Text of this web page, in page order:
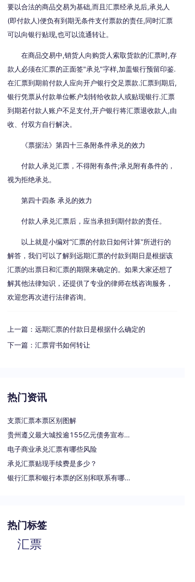
要以合法的商品交易为基础,而且汇票经承兑后,承兑人
(即付款人)便负有到期无条件支付票款的责任,同时汇票
可以向银行贴现,也可以流通转让。
在商品交易中,销货人向购货人索取货款的汇票时,存
款人必须在汇票的正面签"承兑"字样,加盖银行预留印鉴.
在汇票到期前付款人应向开户银行交足票款.汇票到期后,
银行凭票从付款单位帐户划转给收款人或贴现银行.汇票
到期若付款人账户不足支付,开户银行将汇票退收款人,由
收、付双方自行解决。
《票据法》第四十三条附条件承兑的效力
付款人承兑汇票，不得附有条件;承兑附有条件的，
视为拒绝承兑。
第四十四条 承兑的效力
付款人承兑汇票后，应当承担到期付款的责任。
以上就是小编对“汇票的付款日如何计算”所进行的
解答，我们可以了解到远期汇票的付款到期日是根据该
汇票的出票日和汇票的期限来确定的。如果大家还想了
解其他法律知识，还提供了专业的律师在线咨询服务，
欢迎您再次进行法律咨询。
上一篇： 远期汇票的付款日是根据什么确定的
下一篇： 汇票背书如何转让
热门资讯
支票汇票本票区别图解
贵州遵义最大城投逾155亿元债务宣布重组
电子商业承兑汇票有哪些风险
承兑汇票贴现手续费是多少？
银行汇票和银行本票的区别和联系有哪些（一文读懂支票、本票和汇票的区别）
热门标签
汇票